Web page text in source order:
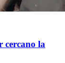
cercano la